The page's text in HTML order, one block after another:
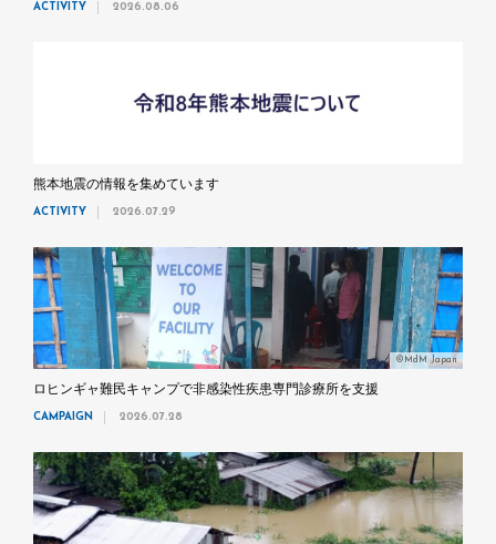
ACTIVITY 2026.08.06
熊本地震の情報を集めています
ACTIVITY 2026.07.29
©MdM Japan
ロヒンギャ難民キャンプで非感染性疾患専門診療所を支援
CAMPAIGN 2026.07.28